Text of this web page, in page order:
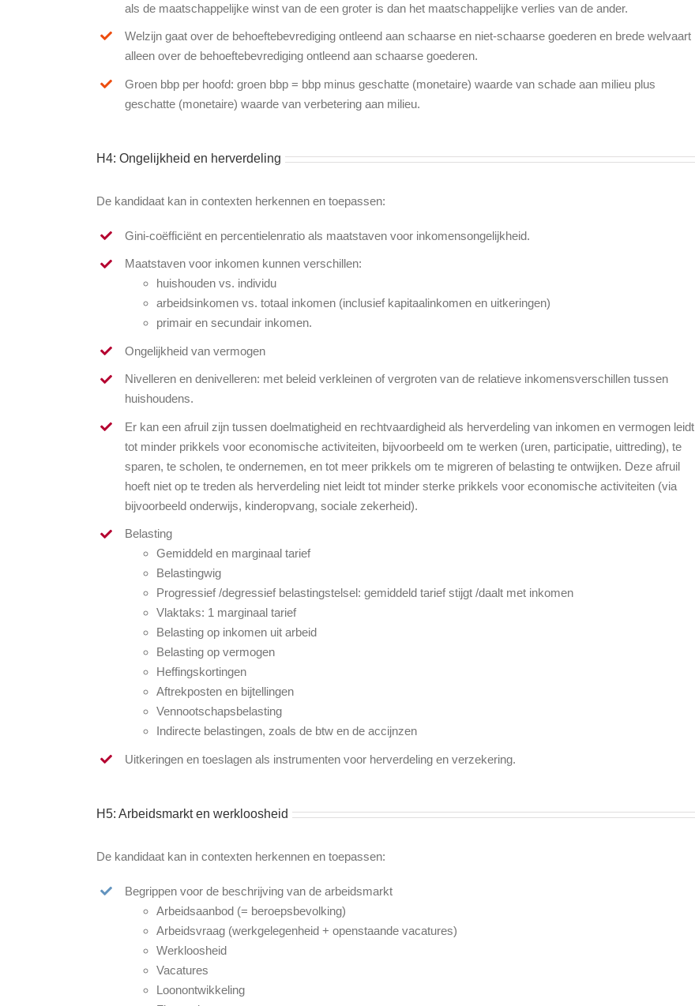
als de maatschappelijke winst van de een groter is dan het maatschappelijke verlies van de ander.
Welzijn gaat over de behoeftebevrediging ontleend aan schaarse en niet-schaarse goederen en brede welvaart
alleen over de behoeftebevrediging ontleend aan schaarse goederen.
Groen bbp per hoofd: groen bbp = bbp minus geschatte (monetaire) waarde van schade aan milieu plus
geschatte (monetaire) waarde van verbetering aan milieu.
H4: Ongelijkheid en herverdeling
De kandidaat kan in contexten herkennen en toepassen:
Gini-coëfficiënt en percentielenratio als maatstaven voor inkomensongelijkheid.
Maatstaven voor inkomen kunnen verschillen:
huishouden vs. individu
arbeidsinkomen vs. totaal inkomen (inclusief kapitaalinkomen en uitkeringen)
primair en secundair inkomen.
Ongelijkheid van vermogen
Nivelleren en denivelleren: met beleid verkleinen of vergroten van de relatieve inkomensverschillen tussen
huishoudens.
Er kan een afruil zijn tussen doelmatigheid en rechtvaardigheid als herverdeling van inkomen en vermogen leidt
tot minder prikkels voor economische activiteiten, bijvoorbeeld om te werken (uren, participatie, uittreding), te
sparen, te scholen, te ondernemen, en tot meer prikkels om te migreren of belasting te ontwijken. Deze afruil
hoeft niet op te treden als herverdeling niet leidt tot minder sterke prikkels voor economische activiteiten (via
bijvoorbeeld onderwijs, kinderopvang, sociale zekerheid).
Belasting
Gemiddeld en marginaal tarief
Belastingwig
Progressief /degressief belastingstelsel: gemiddeld tarief stijgt /daalt met inkomen
Vlaktaks: 1 marginaal tarief
Belasting op inkomen uit arbeid
Belasting op vermogen
Heffingskortingen
Aftrekposten en bijtellingen
Vennootschapsbelasting
Indirecte belastingen, zoals de btw en de accijnzen
Uitkeringen en toeslagen als instrumenten voor herverdeling en verzekering.
H5: Arbeidsmarkt en werkloosheid
De kandidaat kan in contexten herkennen en toepassen:
Begrippen voor de beschrijving van de arbeidsmarkt
Arbeidsaanbod (= beroepsbevolking)
Arbeidsvraag (werkgelegenheid + openstaande vacatures)
Werkloosheid
Vacatures
Loonontwikkeling